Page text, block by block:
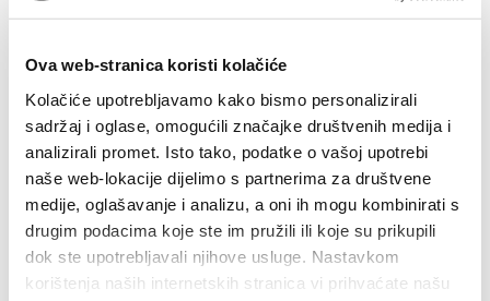
Ova web-stranica koristi kolačiće
Kolačiće upotrebljavamo kako bismo personalizirali
sadržaj i oglase, omogućili značajke društvenih medija i
analizirali promet. Isto tako, podatke o vašoj upotrebi
naše web-lokacije dijelimo s partnerima za društvene
medije, oglašavanje i analizu, a oni ih mogu kombinirati s
drugim podacima koje ste im pružili ili koje su prikupili
dok ste upotrebljavali njihove usluge. Nastavkom
korištenja naših internetskih stranica vi prihvaćate našu
don Frane Franića 1, 21214 Kaštel Kambelovac
info@hotel-baletnaskola.com